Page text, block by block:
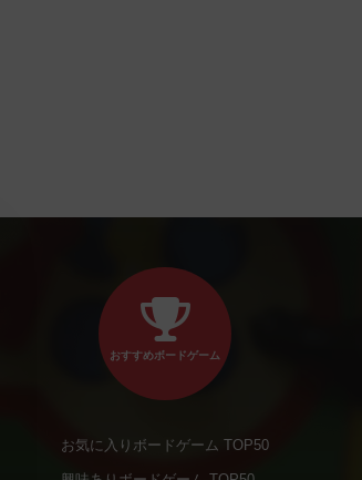
おすすめボードゲーム
お気に入りボードゲーム TOP50